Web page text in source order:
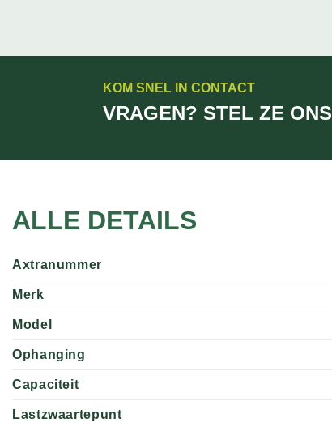
KOM SNEL IN CONTACT
VRAGEN? STEL ZE ONS
ALLE DETAILS
Axtranummer
Merk
Model
Ophanging
Capaciteit
Lastzwaartepunt